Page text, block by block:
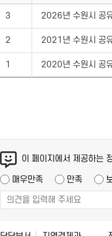
3 2026년 수원시 공
2 2021년 수원시 공
1 2020년 수원시 공
이 페이지에서 제공하는
매우만족 만족